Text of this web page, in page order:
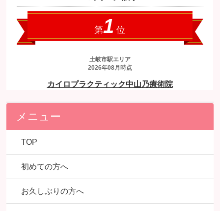
メニュー
TOP
初めての方へ
お久しぶりの方へ